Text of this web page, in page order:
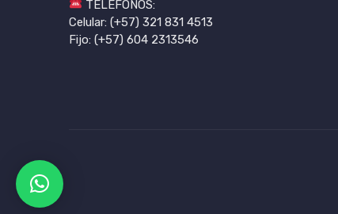
TELÉFONOS:
Celular: (+57) 321 831 4513
Fijo: (+57) 604 2313546